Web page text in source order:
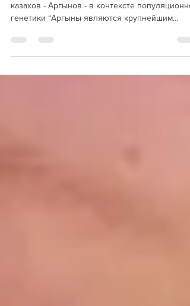
Агджоян
казахов - Аргынов - в контексте